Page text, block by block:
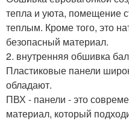
тепла и уюта, помещение
теплым. Кроме того, это
безопасный материал.
2. внутренняя обшивка
Пластиковые панели
обладают.
ПВХ - панели - это
материал, который